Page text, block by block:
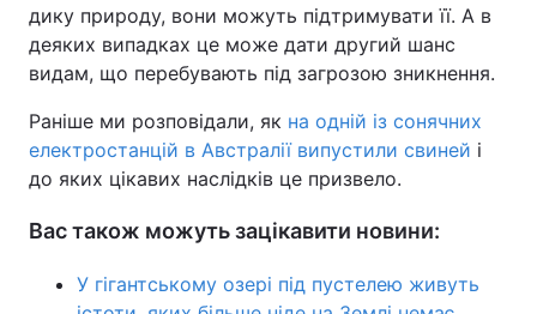
дику природу, вони можуть підтримувати її. А в
деяких випадках це може дати другий шанс
видам, що перебувають під загрозою зникнення.
Раніше ми розповідали, як на одній із сонячних
електростанцій в Австралії випустили свиней і
до яких цікавих наслідків це призвело.
Вас також можуть зацікавити новини:
У гігантському озері під пустелею живуть